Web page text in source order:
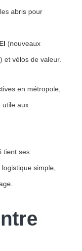
abris pour
(nouveaux
et vélos de valeur.
en métropole,
utile aux
tient ses
simple,